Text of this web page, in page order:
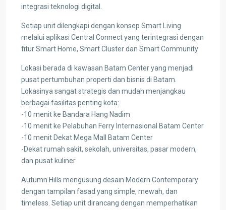
integrasi teknologi digital.
Setiap unit dilengkapi dengan konsep Smart Living
melalui aplikasi Central Connect yang terintegrasi dengan
fitur Smart Home, Smart Cluster dan Smart Community
Lokasi berada di kawasan Batam Center yang menjadi
pusat pertumbuhan properti dan bisnis di Batam.
Lokasinya sangat strategis dan mudah menjangkau
berbagai fasilitas penting kota:
-10 menit ke Bandara Hang Nadim
-10 menit ke Pelabuhan Ferry Internasional Batam Center
-10 menit Dekat Mega Mall Batam Center
-Dekat rumah sakit, sekolah, universitas, pasar modern,
dan pusat kuliner
Autumn Hills mengusung desain Modern Contemporary
dengan tampilan fasad yang simple, mewah, dan
timeless. Setiap unit dirancang dengan memperhatikan